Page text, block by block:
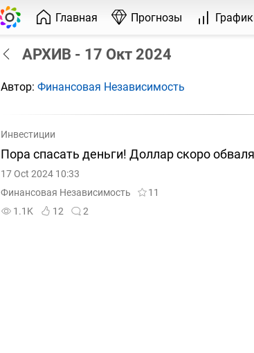
Главная Прогнозы
АРХИВ - 17 Окт 2024
Автор: Финансовая Независимость
Инвестиции
Пора спасать деньги! Доллар скоро
17 Oct 2024 10:33
Финансовая Независимость
11
1.1K
12 2